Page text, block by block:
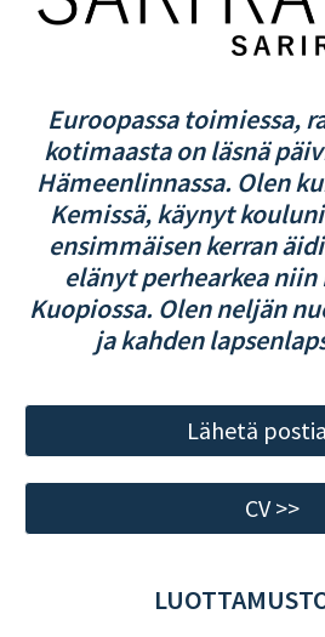
Euroopassa toimiessa,
kotimaasta on läsnä
Hämeenlinnassa. Olen
Kemissä, käynyt
ensimmäisen kerran
elänyt perhearkea niin
Kuopiossa. Olen neljän
ja kahden
Lähetä
CV >>